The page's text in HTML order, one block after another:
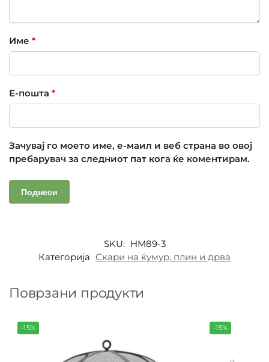
Име *
Е-пошта *
Зачувај го моето име, е-маил и веб страна во овој
пребарувач за следниот пат кога ќе коментирам.
SKU: HM89-3
Категорија Скари на ќумур, плин и дрва
Поврзани продукти
-15% -15%